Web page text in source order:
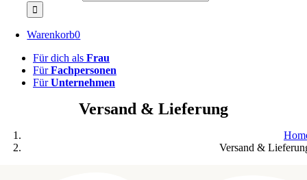
Warenkorb0
Für dich als Frau
FürFachpersonen
FürUnternehmen
Versand & Lieferung
Versand &